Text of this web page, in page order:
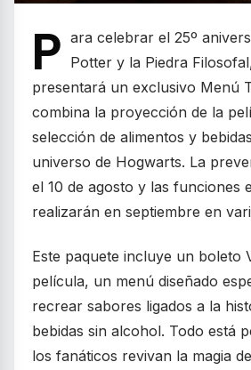
P ara celebrar el 25º
Potter y la Piedra
presentará un exclusivo Menú
combina la proyección de la
selección de alimentos y
universo de Hogwarts. La
el 10 de agosto y las funciones
realizarán en septiembre en
Este paquete incluye un boleto
película, un menú diseñado
recrear sabores ligados a la
bebidas sin alcohol. Todo está
los fanáticos revivan la magia